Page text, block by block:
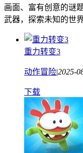
画面、富有创意的谜
武器，探索未知的世
重力转变3
动作冒险|2025-
下载